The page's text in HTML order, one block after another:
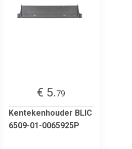
€ 5.79
Kentekenhouder BLIC
6509-01-0065925P